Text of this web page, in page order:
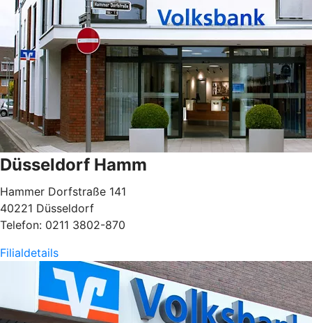
Düsseldorf Hamm
Hammer Dorfstraße 141
40221 Düsseldorf
Telefon: 0211 3802-870
Filialdetails